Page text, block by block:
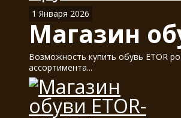
1 Января 2026
Магазин
Возможность купить обувь ETOR
ассортимента...